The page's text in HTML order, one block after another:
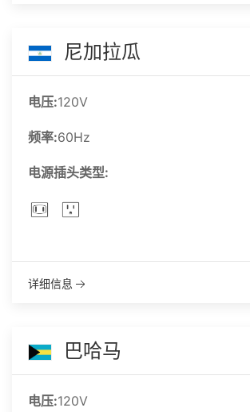
尼加拉瓜
电压:120V
频率:60Hz
电源插头类型:
详细信息
巴哈马
电压:120V